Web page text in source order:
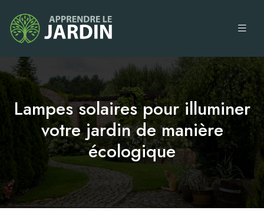
Lampes solaires pour illuminer
votre jardin de manière
écologique